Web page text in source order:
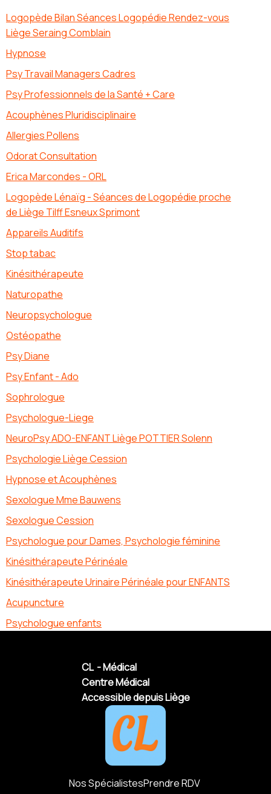
Logopède Bilan Séances Logopédie Rendez-vous
Liège Seraing Comblain
Hypnose
Psy Travail Managers Cadres
Psy Professionnels de la Santé + Care
Acouphènes Pluridisciplinaire
Allergies Pollens
Odorat Consultation
Erica Marcondes - ORL
Logopède Lénaïg - Séances de Logopédie proche
de Liège Tilff Esneux Sprimont
Appareils Auditifs
Stop tabac
Kinésithérapeute
Naturopathe
Neuropsychologue
Ostéopathe
Psy Diane
Psy Enfant - Ado
Sophrologue
Psychologue-Liege
NeuroPsy ADO-ENFANT Liège POTTIER Solenn
Psychologie Liège Cession
Hypnose et Acouphènes
Sexologue Mme Bauwens
Sexologue Cession
Psychologue pour Dames, Psychologie féminine
Kinésithérapeute Périnéale
Kinésithérapeute Urinaire Périnéale pour ENFANTS
Acupuncture
Psychologue enfants
CL - Médical
Centre Médical
Accessible depuis Liège
Nos SpécialistesPrendre RDV